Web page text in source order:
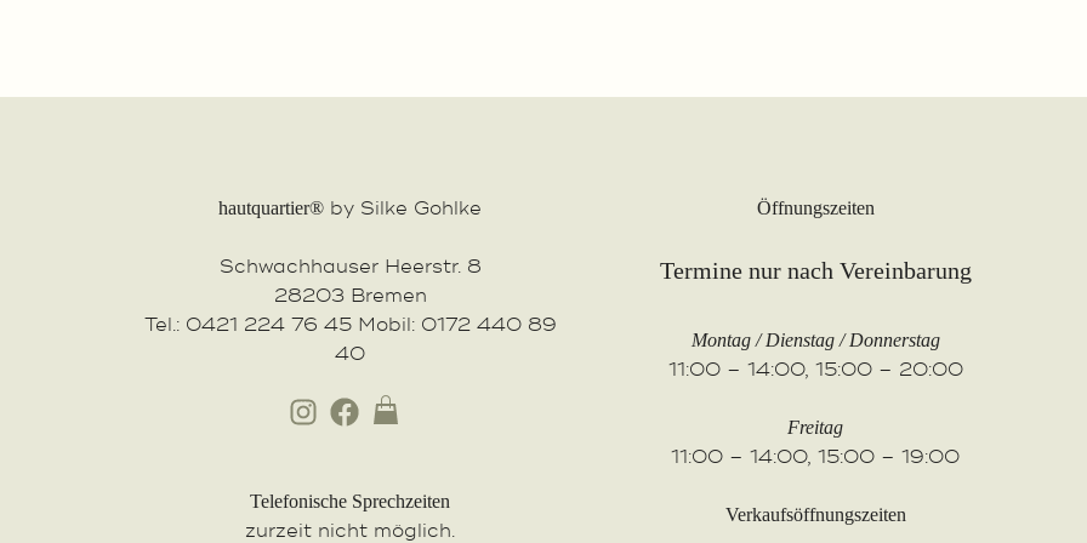
hautquartier® by Silke Gohlke
Schwachhauser Heerstr. 8
28203 Bremen
Tel.: 0421 224 76 45 Mobil: 0172 440 89
40
Telefonische Sprechzeiten
zurzeit nicht möglich.
Öffnungszeiten
Termine nur nach Vereinbarung
Montag / Dienstag / Donnerstag
11:00 – 14:00, 15:00 – 20:00
Freitag
11:00 – 14:00, 15:00 – 19:00
Verkaufsöffnungszeiten